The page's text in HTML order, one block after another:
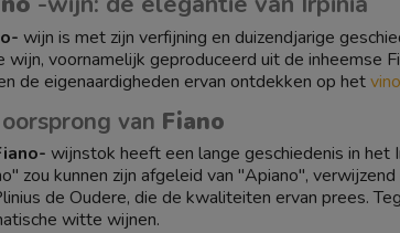
wijn is met zijn verfijning en duizendjarige
voornamelijk geproduceerd uit de inheemse
de eigenaardigheden ervan ontdekken op het
van Fiano
wijnstok heeft een lange geschiedenis in
zou kunnen zijn afgeleid van "Apiano",
de Oudere, die de kwaliteiten ervan prees.
witte wijnen.